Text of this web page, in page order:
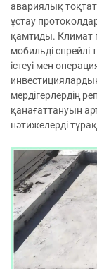
авариялық
ұстау
қамтиды. Климат
мобильді
істеуі мен
мердігерлердің
қанағаттануын
нәтижелерді